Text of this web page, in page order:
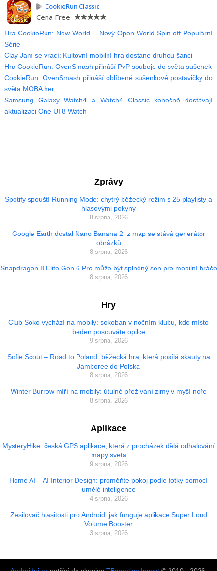
CookieRun Classic
Cena Free
Hra CookieRun: New World – Nový Open-World Spin-off Populární
Série
Clay Jam se vrací: Kultovní mobilní hra dostane druhou šanci
Hra CookieRun: OvenSmash přináší PvP souboje do světa sušenek
CookieRun: OvenSmash přináší oblíbené sušenkové postavičky do
světa MOBA her
Samsung Galaxy Watch4 a Watch4 Classic konečně dostávají
aktualizaci One UI 8 Watch
Zprávy
Spotify spouští Running Mode: chytrý běžecký režim s 25 playlisty a
hlasovými pokyny
8 srpna, 2026
Google Earth dostal Nano Banana 2: z map se stává generátor
obrázků
8 srpna, 2026
Snapdragon 8 Elite Gen 6 Pro může být splněný sen pro mobilní hráče
8 srpna, 2026
Hry
Club Soko vychází na mobily: sokoban v nočním klubu, kde místo
beden posouváte opilce
9 srpna, 2026
Sofie Scout – Road to Poland: běžecká hra, která posílá skauty na
Jamboree do Polska
8 srpna, 2026
Winter Burrow míří na mobily: útulné přežívání zimy v myší noře
8 srpna, 2026
Aplikace
MysteryHike: česká GPS aplikace, která z procházek dělá odhalování
mapy světa
9 srpna, 2026
Home AI – AI Interior Design: proměňte pokoj podle fotky pomocí
umělé inteligence
4 srpna, 2026
Zesilovač hlasitosti pro Android: jak funguje aplikace Super Loud
Volume Booster
3 srpna, 2026